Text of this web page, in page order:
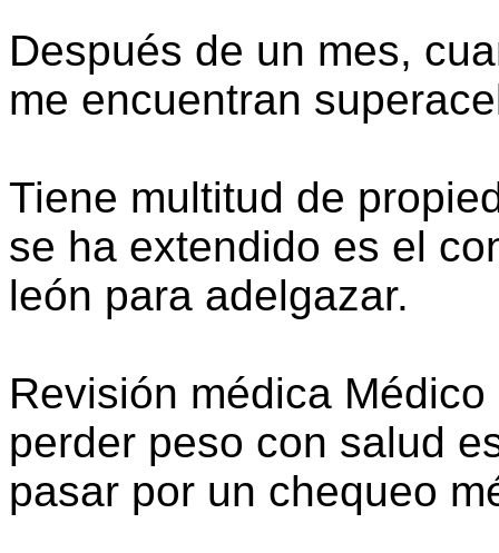
Después de un mes,
me encuentran
Tiene multitud de
se ha extendido es el
león para adelgazar.
Revisión médica
perder peso con salud
pasar por un chequeo